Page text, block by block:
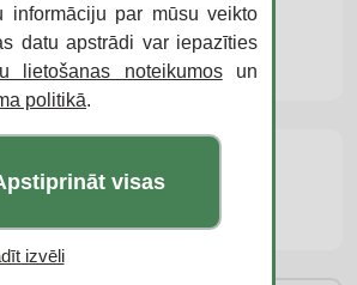
debesīm
informāciju par mūsu veikto
datu apstrādi var iepazīties
lietošanas noteikumosun
politikā.
visas
izvēli